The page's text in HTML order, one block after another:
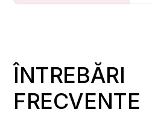
ÎNTREBĂRI
FRECVENTE